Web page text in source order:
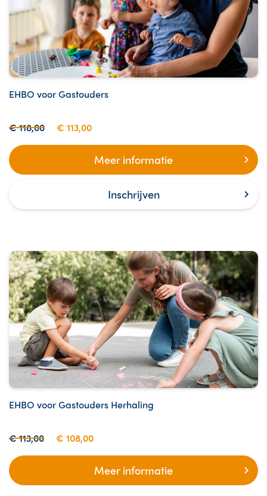
EHBO voor Gastouders
€ 118,00 € 113,00
Meer informatie
Inschrijven
EHBO voor Gastouders Herhaling
€ 113,00 € 108,00
Meer informatie